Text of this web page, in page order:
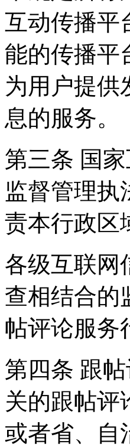
互动传播平
能的传播平
为用户提供
息的服务。
第三条 国
监督管理执
责本行政区
各级互联网
查相结合的
帖评论服务
第四条 跟
关的跟帖评
或者省、自